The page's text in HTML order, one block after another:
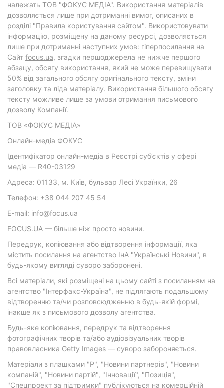
належать ТОВ "ФОКУС МЕДІА". Використання матеріалів
дозволяється лише при дотриманні вимог, описаних в
розділі "Правила користування сайтом". Використовувати
інформацію, розміщену на даному ресурсі, дозволяється
лише при дотриманні наступних умов: гіперпосилання на
Cайт focus.ua, згадки першоджерела не нижче першого
абзацу, обсягу використання, який не може перевищувати
50% від загального обсягу оригінального тексту, зміни
заголовку та ліда матеріалу. Використання більшого обсягу
тексту можливе лише за умови отримання письмового
дозволу Компанії.
ТОВ «ФОКУС МЕДІА»
Онлайн-медіа ФОКУС
Ідентифікатор онлайн-медіа в Реєстрі суб’єктів у сфері
медіа — R40-03129
Адреса: 01133, м. Київ, бульвар Лесі Українки, 26
Телефон: +38 044 207 45 54
E-mail: info@focus.ua
FOCUS.UA — більше ніж просто новини.
Передрук, копіювання або відтворення інформації, яка
містить посилання на агентство ІнА "Українські Новини", в
будь-якому вигляді суворо заборонені.
Всі матеріали, які розміщені на цьому сайті з посиланням на
агентство "Інтерфакс-Україна", не підлягають подальшому
відтворенню та/чи розповсюдженню в будь-якій формі,
інакше як з письмового дозволу агентства.
Будь-яке копіювання, передрук та відтворення
фотографічних творів та/або аудіовізуальних творів
правовласника Getty Images — суворо забороняється.
Матеріали з плашками "Р", "Новини партнерів", "Новини
компаній", "Новини партій", "Інновації", "Позиція",
"Спецпроект за підтримки" публікуються на комерційній